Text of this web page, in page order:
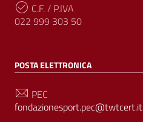
C.F. / P.IVA
022 999 303 50
POSTA ELETTRONICA
PEC
fondazionesport.pec@twtcert.it